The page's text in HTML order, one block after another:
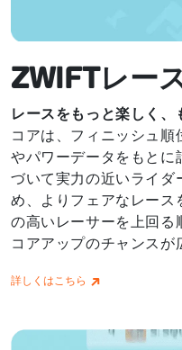
ZWIFTレー
レースをもっと楽しく、
コアは、フィニッシュ
やパワーデータをもとに
づいて実力の近いライダ
め、よりフェアなレース
の高いレーサーを上回る
コアアップのチャンスが
詳しくはこちら